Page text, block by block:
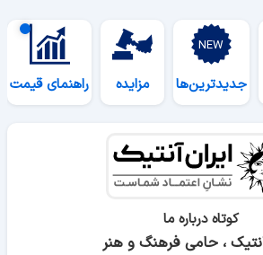
جدیدترین‌ها مزایده راهنمای قیمت
کوتاه درباره ما
، حامی فرهنگ و هنر